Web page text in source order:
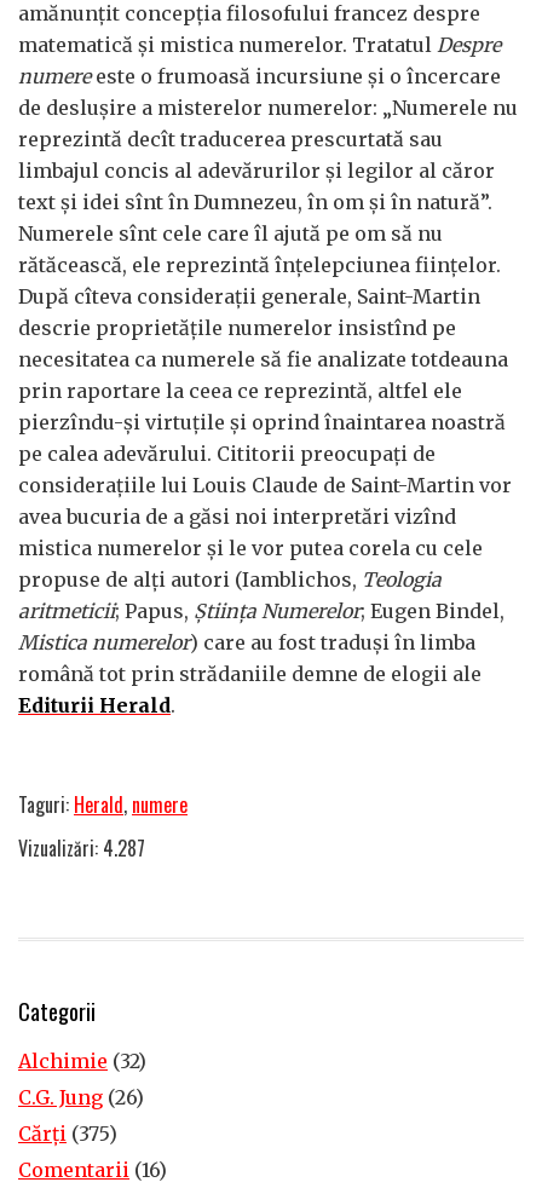
amănunţit concepţia filosofului francez despre
matematică şi mistica numerelor. Tratatul Despre
numereeste o frumoasă incursiune şi o încercare
de desluşire a misterelor numerelor: „Numerele nu
reprezintă decît traducerea prescurtată sau
limbajul concis al adevărurilor şi legilor al căror
text şi idei sînt în Dumnezeu, în om şi în natură”.
Numerele sînt cele care îl ajută pe om să nu
rătăcească, ele reprezintă înţelepciunea fiinţelor.
După cîteva consideraţii generale, Saint-Martin
descrie proprietăţile numerelor insistînd pe
necesitatea ca numerele să fie analizate totdeauna
prin raportare la ceea ce reprezintă, altfel ele
pierzîndu-şi virtuţile şi oprind înaintarea noastră
pe calea adevărului. Cititorii preocupaţi de
consideraţiile lui Louis Claude de Saint-Martin vor
avea bucuria de a găsi noi interpretări vizînd
mistica numerelor şi le vor putea corela cu cele
propuse de alţi autori (Iamblichos, Teologia
aritmeticii; Papus, Ştiinţa Numerelor; Eugen Bindel,
Mistica numerelor) care au fost traduşi în limba
română tot prin strădaniile demne de elogii ale
Editurii Herald.
Taguri: Herald, numere
Vizualizări: 4.287
Categorii
Alchimie (32)
C.G. Jung (26)
Cărţi (375)
Comentarii (16)